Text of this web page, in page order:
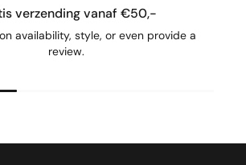
verzending vanaf €50,-
availability, style, or even provide a
review.